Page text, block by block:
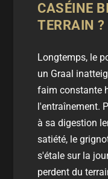
CASÉINE
TERRAIN ?
Longtemps, le
un Graal
faim constante
l'entraînement.
à sa digestion
satiété, le
s'étale sur la
perdent du